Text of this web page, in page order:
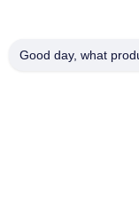
F7, Tòa nhà 2, Công
Good day, what